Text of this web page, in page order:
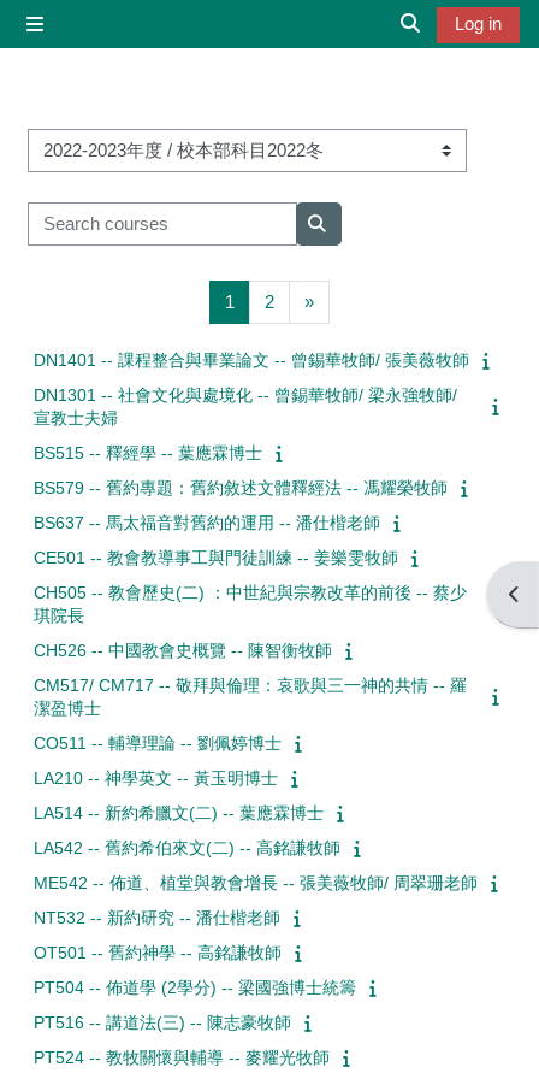
Log in
Course categories
Search courses
1 Page 1
2Page 2
»Next page
DN1401 -- 課程整合與畢業論文 -- 曾錫華牧師/ 張美薇牧師
DN1301 -- 社會文化與處境化 -- 曾錫華牧師/ 梁永強牧師/
宣教士夫婦
BS515 -- 釋經學 -- 葉應霖博士
BS579 -- 舊約專題：舊約敘述文體釋經法 -- 馮耀榮牧師
BS637 -- 馬太福音對舊約的運用 -- 潘仕楷老師
CE501 -- 教會教導事工與門徒訓練 -- 姜樂雯牧師
CH505 -- 教會歷史(二) ：中世紀與宗教改革的前後 -- 蔡少
琪院長
CH526 -- 中國教會史概覽 -- 陳智衡牧師
CM517/ CM717 -- 敬拜與倫理：哀歌與三一神的共情 -- 羅
潔盈博士
CO511 -- 輔導理論 -- 劉佩婷博士
LA210 -- 神學英文 -- 黃玉明博士
LA514 -- 新約希臘文(二) -- 葉應霖博士
LA542 -- 舊約希伯來文(二) -- 高銘謙牧師
ME542 -- 佈道、植堂與教會增長 -- 張美薇牧師/ 周翠珊老師
NT532 -- 新約研究 -- 潘仕楷老師
OT501 -- 舊約神學 -- 高銘謙牧師
PT504 -- 佈道學 (2學分) -- 梁國強博士統籌
PT516 -- 講道法(三) -- 陳志豪牧師
PT524 -- 教牧關懷與輔導 -- 麥耀光牧師